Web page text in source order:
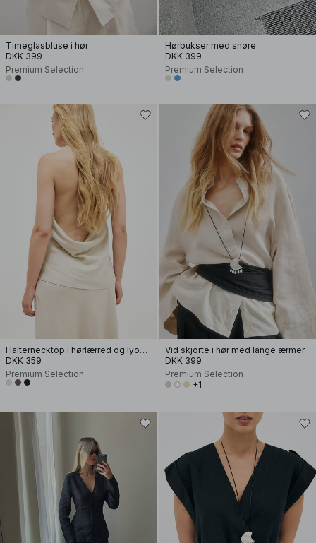
Timeglasbluse i hør
DKK 399
Premium Selection
Hørbukser med snøre
DKK 399
Premium Selection
Halternecktop i hørlærred og lyocellblanding
DKK 359
Premium Selection
Vid skjorte i hør med lange ærmer
DKK 399
Premium Selection
+1